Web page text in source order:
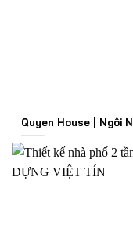
Quyen House | Ngôi